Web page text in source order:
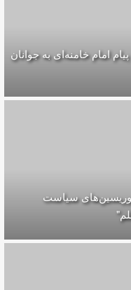
امام خامنه‌ای به جوانان
سیاست